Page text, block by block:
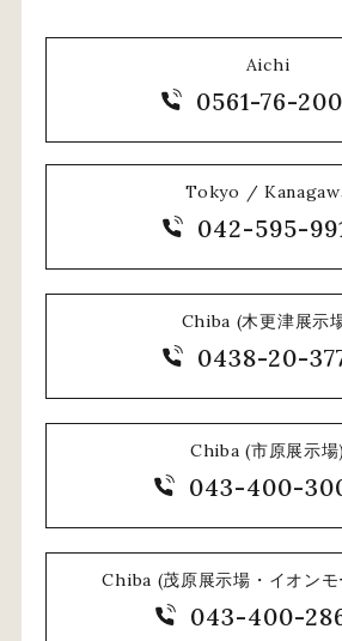
Aichi
0561-76-
Tokyo /
042-595-
Chiba (木更津展示
0438-20-
Chiba (市原展示場
043-400-
Chiba (茂原展示場・イオン
043-400-